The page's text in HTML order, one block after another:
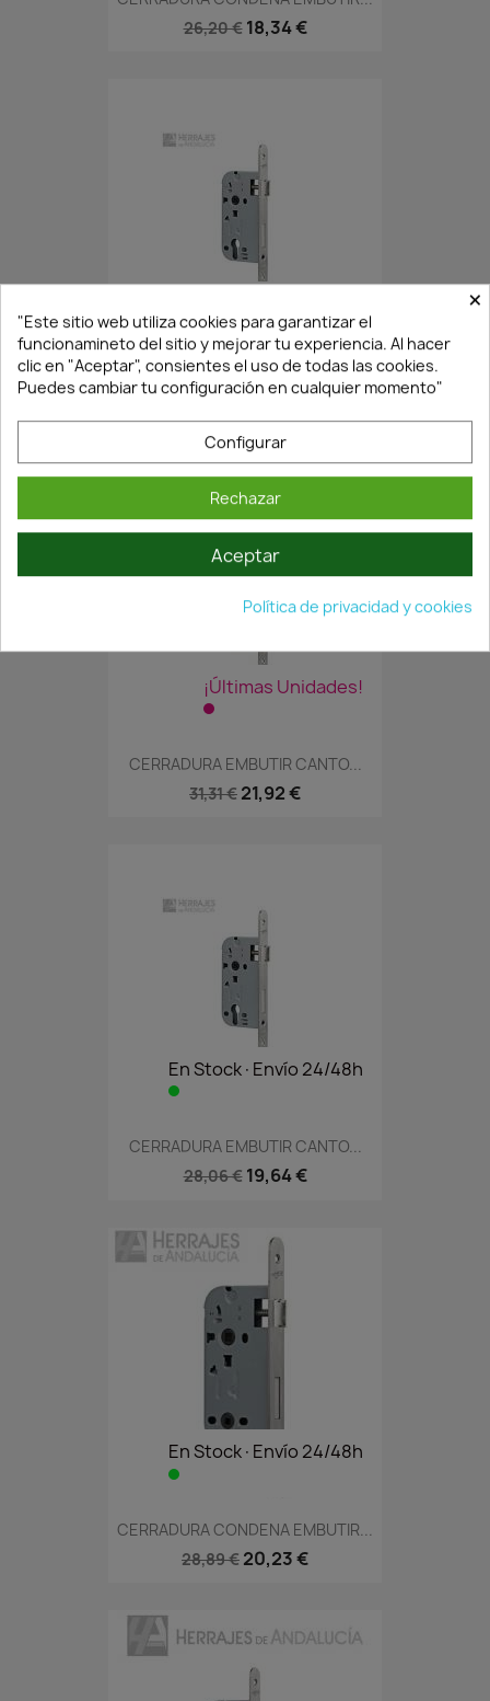
26,20 € 18,34 €
CERRADURA EMBUTIR CANTO...
¡Últimas Unidades!
CERRADURA EMBUTIR CANTO...
31,31 € 21,92 €
En Stock·Envío 24/48h
CERRADURA EMBUTIR CANTO...
28,06 € 19,64 €
En Stock·Envío 24/48h
CERRADURA CONDENA EMBUTIR...
28,89 € 20,23 €
×
"Este sitio web utiliza cookies para garantizar el
funcionamineto del sitio y mejorar tu experiencia. Al hacer
clic en "Aceptar", consientes el uso de todas las cookies.
Puedes cambiar tu configuración en cualquier momento"
Configurar
Rechazar
Aceptar
Política de privacidad y cookies